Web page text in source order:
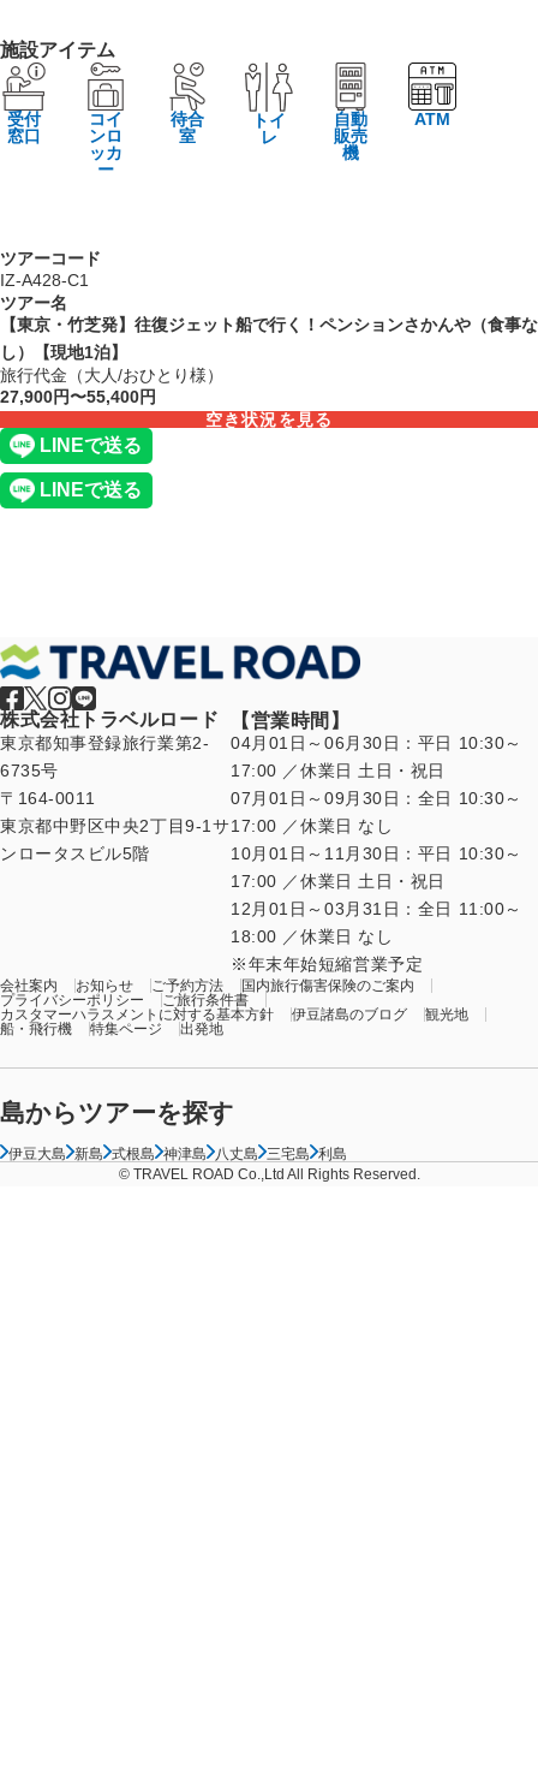
施設アイテム
受付
窓口
コイ
ンロ
ッカ
ー
待合
室
トイ
レ
自動
販売
機
ATM
ツアーコード
IZ-A428-C1
ツアー名
【東京・竹芝発】往復ジェット船で行く！ペンションさかんや（食事な
し）【現地1泊】
旅行代金（大人/おひとり様）
27,900円〜55,400円
空き状況を見る
株式会社トラベルロード
東京都知事登録旅行業第2-
6735号
〒164-0011
東京都中野区中央2丁目9-1サ
ンロータスビル5階
【営業時間】
04月01日～06月30日：平日 10:30～
17:00 ／休業日 土日・祝日
07月01日～09月30日：全日 10:30～
17:00 ／休業日 なし
10月01日～11月30日：平日 10:30～
17:00 ／休業日 土日・祝日
12月01日～03月31日：全日 11:00～
18:00 ／休業日 なし
年末年始短縮営業予定
会社案内 お知らせ ご予約方法
国内旅行傷害保険のご案内
プライバシーポリシー
ご旅行条件書
カスタマーハラスメントに対する基本方針
伊豆諸島のブログ
観光地
船・飛行機
特集ページ 出発地
島からツアーを探す
伊豆大島 新島 式根島 神津島 八丈島 三宅島 利島
© TRAVEL ROAD Co.,Ltd All Rights Reserved.